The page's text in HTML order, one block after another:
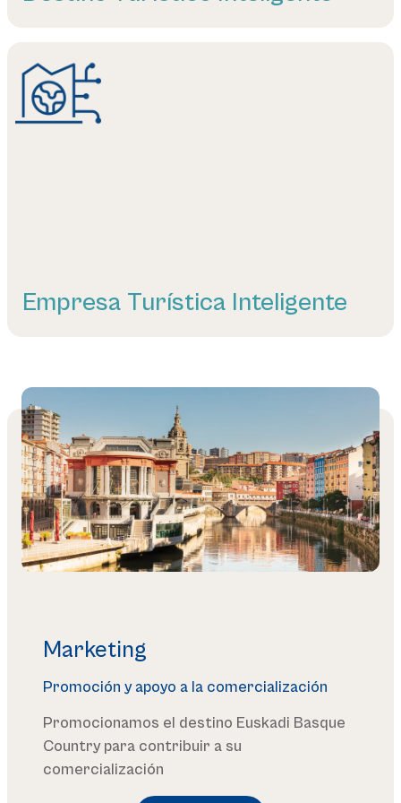
Empresa Turística Inteligente
Leer más
Marketing
Promoción y apoyo a la comercialización
Promocionamos el destino Euskadi Basque
Country para contribuir a su
comercialización